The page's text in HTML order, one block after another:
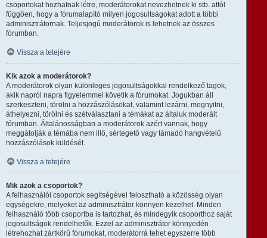
csoportokat hozhatnak létre, moderátorokat nevezhetnek ki stb. attól
függően, hogy a fórumalapító milyen jogosultságokat adott a többi
adminisztrátornak. Teljesjogú moderátorok is lehetnek az összes
fórumban.
Vissza a tetejére
Kik azok a moderátorok?
A moderátorok olyan különleges jogosultságokkal rendelkező tagok,
akik napról napra figyelemmel követik a fórumokat. Jogukban áll
szerkeszteni, törölni a hozzászólásokat, valamint lezárni, megnyitni,
áthelyezni, törölni és szétválasztani a témákat az általuk moderált
fórumban. Általánosságban a moderátorok azért vannak, hogy
meggátolják a témába nem illő, sértegető vagy támadó hangvételű
hozzászólások küldését.
Vissza a tetejére
Mik azok a csoportok?
A felhasználói csoportok segítségével felosztható a közösség olyan
egységekre, melyeket az adminisztrátor könnyen kezelhet. Minden
felhasználó több csoportba is tartozhat, és mindegyik csoporthoz saját
jogosultságok rendelhetők. Ezzel az adminisztrátor könnyedén
létrehozhat zártkörű fórumokat, moderátorrá tehet egyszerre több